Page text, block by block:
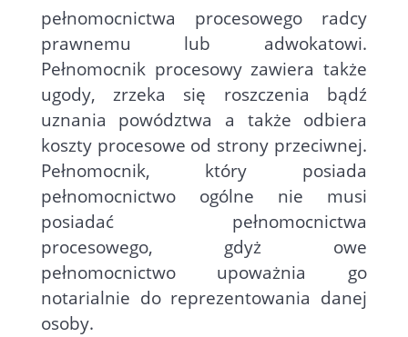
pełnomocnictwa procesowego radcy
prawnemu lub adwokatowi.
Pełnomocnik procesowy zawiera także
ugody, zrzeka się roszczenia bądź
uznania powództwa a także odbiera
koszty procesowe od strony przeciwnej.
Pełnomocnik, który posiada
pełnomocnictwo ogólne nie musi
posiadać pełnomocnictwa
procesowego, gdyż owe
pełnomocnictwo upoważnia go
notarialnie do reprezentowania danej
osoby.